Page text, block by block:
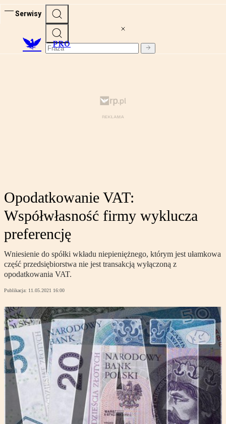
Serwisy
PRO
Opodatkowanie VAT:
Współwłasność firmy wyklucza
preferencję
Wniesienie do spółki wkładu niepieniężnego, którym jest ułamkowa
część przedsiębiorstwa nie jest transakcją wyłączoną z
opodatkowania VAT.
Publikacja: 11.05.2021 16:00